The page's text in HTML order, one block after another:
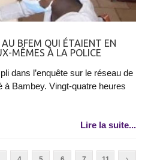
BFEM QUI ÉTAIENT EN
MÊMES À LA POLICE
dans l’enquête sur le réseau de
Bambey. Vingt-quatre heures
Lire la suite...